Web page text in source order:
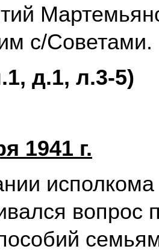
с/Советами.
д.1, л.3-5)
1941 г.
вопрос